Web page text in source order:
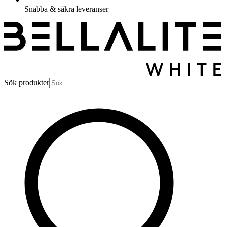
Snabba & säkra leveranser
Sök produkter